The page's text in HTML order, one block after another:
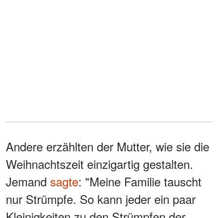
Andere erzählten der Mutter, wie sie die
Weihnachtszeit einzigartig gestalten.
Jemand sagte: "Meine Familie tauscht
nur Strümpfe. So kann jeder ein paar